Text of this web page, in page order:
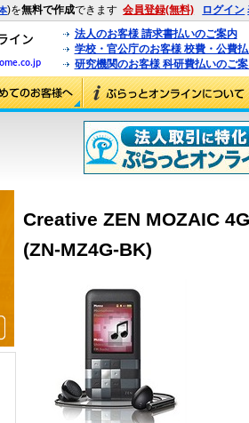
)を無料で作成できます 会員登録(無料) ログイン
法人のお客様 請求書払いのご案内
学校・官公庁のお客様 校費・公費
研究機関のお客様 科研費払いのご
Creative ZEN MOZAIC
(ZN-MZ4G-BK)